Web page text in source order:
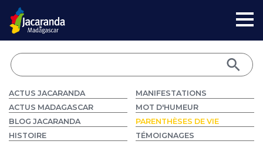
ACTUS JACARANDA
ACTUS MADAGASCAR
BLOG JACARANDA
HISTOIRE
MANIFESTATIONS
MOT D'HUMEUR
PARENTHÈSES DE VIE
TÉMOIGNAGES